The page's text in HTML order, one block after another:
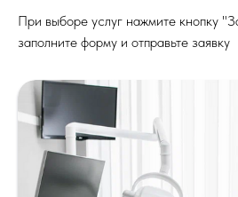
При выборе услуг нажмите кнопку
заполните форму и отправьте заявку